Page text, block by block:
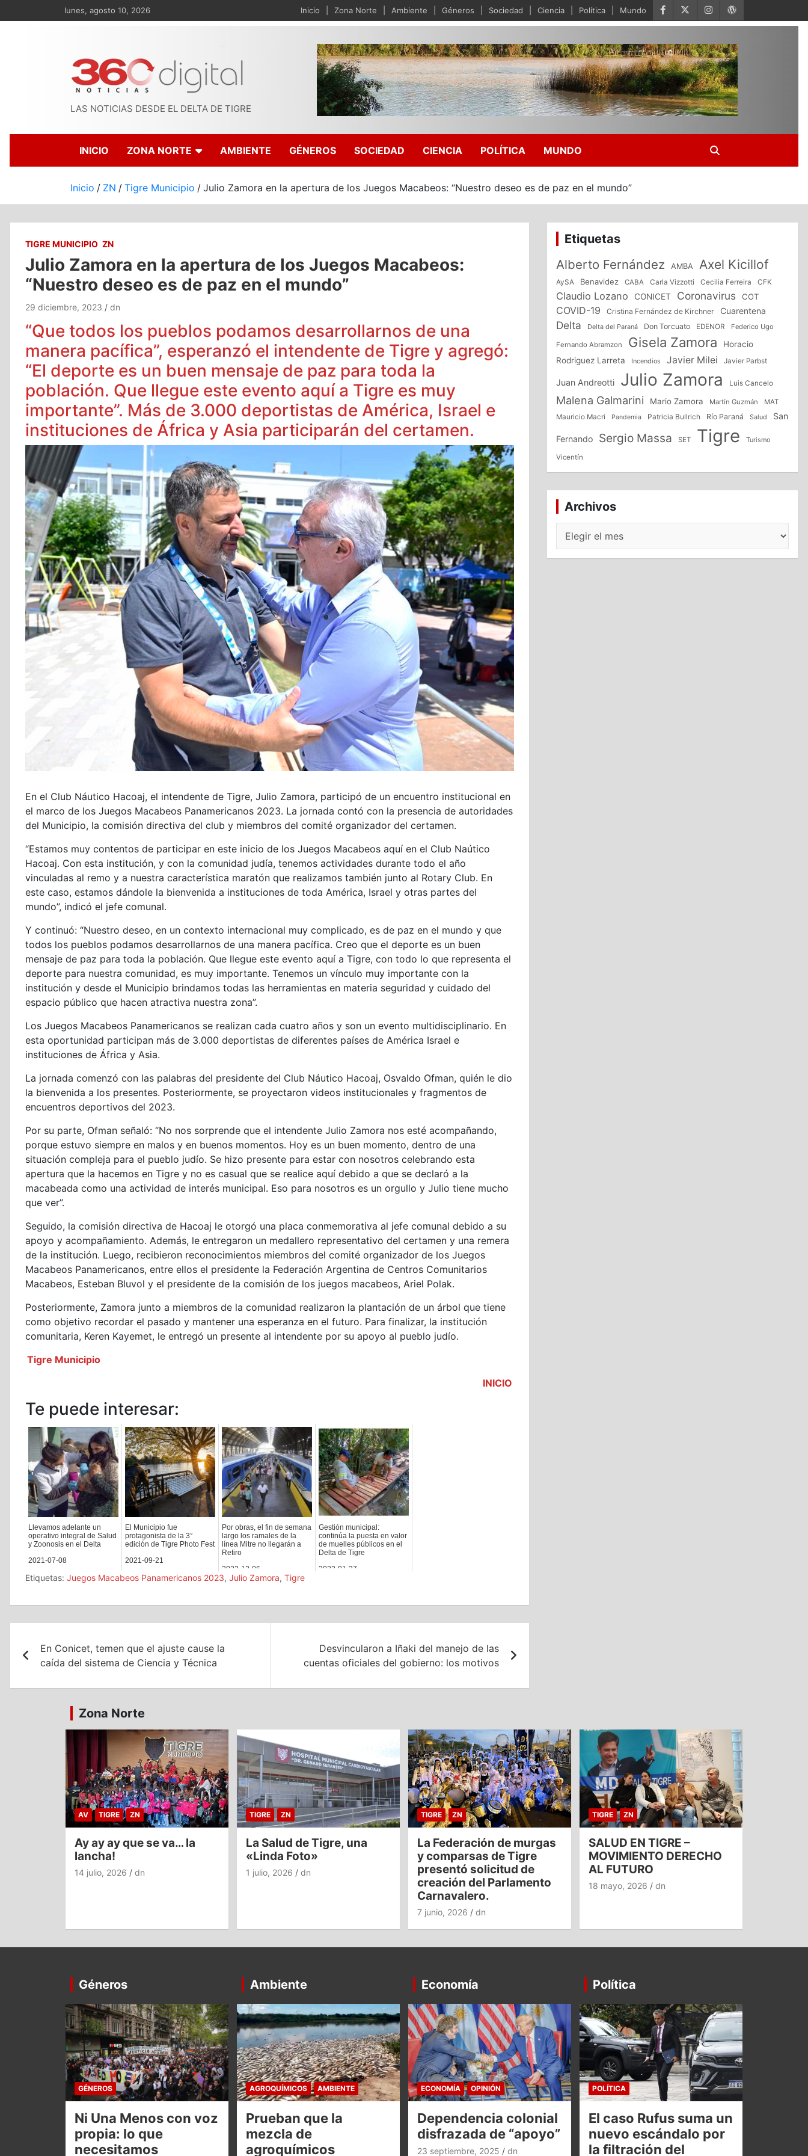
al
lunes, agosto 10, 2026 Inicio Zona Norte Ambiente Géneros Sociedad Ciencia Política Mundo
LAS NOTICIAS DESDE EL DELTA DE TIGRE
INICIO ZONA NORTE AMBIENTE GÉNEROS SOCIEDAD CIENCIA POLÍTICA MUNDO
Inicio ZN Tigre Municipio Julio Zamora en la apertura de los Juegos Macabeos: “Nuestro deseo es de paz en el mundo”
TIGRE MUNICIPIO ZN
Julio Zamora en la apertura de los Juegos Macabeos:
“Nuestro deseo es de paz en el mundo”
29 diciembre, 2023 dn
“Que todos los pueblos podamos desarrollarnos de una
manera pacífica”, esperanzó el intendente de Tigre y agregó:
“El deporte es un buen mensaje de paz para toda la
población. Que llegue este evento aquí a Tigre es muy
importante”. Más de 3.000 deportistas de América, Israel e
instituciones de África y Asia participarán del certamen.
En el Club Náutico Hacoaj, el intendente de Tigre, Julio Zamora, participó de un encuentro institucional en
el marco de los Juegos Macabeos Panamericanos 2023. La jornada contó con la presencia de autoridades
del Municipio, la comisión directiva del club y miembros del comité organizador del certamen.
“Estamos muy contentos de participar en este inicio de los Juegos Macabeos aquí en el Club Naútico
Hacoaj. Con esta institución, y con la comunidad judía, tenemos actividades durante todo el año
vinculadas al remo y a nuestra característica maratón que realizamos también junto al Rotary Club. En
este caso, estamos dándole la bienvenida a instituciones de toda América, Israel y otras partes del
mundo”, indicó el jefe comunal.
Y continuó: “Nuestro deseo, en un contexto internacional muy complicado, es de paz en el mundo y que
todos los pueblos podamos desarrollarnos de una manera pacífica. Creo que el deporte es un buen
mensaje de paz para toda la población. Que llegue este evento aquí a Tigre, con todo lo que representa el
deporte para nuestra comunidad, es muy importante. Tenemos un vínculo muy importante con la
institución y desde el Municipio brindamos todas las herramientas en materia seguridad y cuidado del
espacio público que hacen atractiva nuestra zona”.
Los Juegos Macabeos Panamericanos se realizan cada cuatro años y son un evento multidisciplinario. En
esta oportunidad participan más de 3.000 deportistas de diferentes países de América Israel e
instituciones de África y Asia.
La jornada comenzó con las palabras del presidente del Club Náutico Hacoaj, Osvaldo Ofman, quién le dio
la bienvenida a los presentes. Posteriormente, se proyectaron videos institucionales y fragmentos de
encuentros deportivos del 2023.
Por su parte, Ofman señaló: “No nos sorprende que el intendente Julio Zamora nos esté acompañando,
porque estuvo siempre en malos y en buenos momentos. Hoy es un buen momento, dentro de una
situación compleja para el pueblo judío. Se hizo presente para estar con nosotros celebrando esta
apertura que la hacemos en Tigre y no es casual que se realice aquí debido a que se declaró a la
macabeada como una actividad de interés municipal. Eso para nosotros es un orgullo y Julio tiene mucho
que ver”.
Seguido, la comisión directiva de Hacoaj le otorgó una placa conmemorativa al jefe comunal debido a su
apoyo y acompañamiento. Además, le entregaron un medallero representativo del certamen y una remera
de la institución. Luego, recibieron reconocimientos miembros del comité organizador de los Juegos
Macabeos Panamericanos, entre ellos el presidente la Federación Argentina de Centros Comunitarios
Macabeos, Esteban Bluvol y el presidente de la comisión de los juegos macabeos, Ariel Polak.
Posteriormente, Zamora junto a miembros de la comunidad realizaron la plantación de un árbol que tiene
como objetivo recordar el pasado y mantener una esperanza en el futuro. Para finalizar, la institución
comunitaria, Keren Kayemet, le entregó un presente al intendente por su apoyo al pueblo judío.
Tigre Municipio
INICIO
Te puede interesar:
Llevamos adelante un
operativo integral de Salud
y Zoonosis en el Delta
2021-07-08
El Municipio fue
protagonista de la 3°
edición de Tigre Photo Fest
2021-09-21
Por obras, el fin de semana
largo los ramales de la
línea Mitre no llegarán a
Retiro
2022-12-06
Gestión municipal:
continúa la puesta en valor
de muelles públicos en el
Delta de Tigre
2022-01-27
Etiquetas: Juegos Macabeos Panamericanos 2023, Julio Zamora, Tigre
de
En Conicet, temen que el ajuste cause la
caída del sistema de Ciencia y Técnica
Desvincularon a Iñaki del manejo de las
cuentas oficiales del gobierno: los motivos
Etiquetas
Alberto Fernández AMBA Axel Kicillof
AySA Benavidez CABA Carla Vizzotti Cecilia Ferreira CFK
Claudio Lozano CONICET Coronavirus COT
COVID-19 Cristina Fernández de Kirchner Cuarentena
Delta Delta del Paraná Don Torcuato EDENOR Federico Ugo
Fernando Abramzon Gisela Zamora
Horacio
Rodriguez Larreta
Incendios Javier Milei Javier Parbst
Juan Andreotti Julio Zamora Luis Cancelo
Malena Galmarini Mario Zamora Martín Guzmán
MAT
Mauricio Macri
Pandemia Patricia Bullrich Río Paraná Salud San
Fernando Sergio Massa SET Tigre Turismo
Vicentín
Archivos
Archivos
Zona Norte
AV TIGRE ZN
Ay ay ay que se va… la
lancha!
14 julio, 2026 dn
TIGRE ZN
La Salud de Tigre, una
«Linda Foto»
1 julio, 2026 dn
TIGRE ZN
La Federación de murgas
y comparsas de Tigre
presentó solicitud de
creación del Parlamento
Carnavalero.
7 junio, 2026 dn
TIGRE ZN
SALUD EN TIGRE –
MOVIMIENTO DERECHO
AL FUTURO
18 mayo, 2026 dn
Géneros
GÉNEROS
Ni Una Menos con voz
propia: lo que
necesitamos
Ambiente
AGROQUÍMICOS AMBIENTE
Prueban que la
mezcla de
agroquímicos
Economía
ECONOMÍA OPINIÓN
Dependencia colonial
disfrazada de “apoyo”
23 septiembre, 2025 dn
Política
POLÍTICA
El caso Rufus suma un
nuevo escándalo por
la filtración del